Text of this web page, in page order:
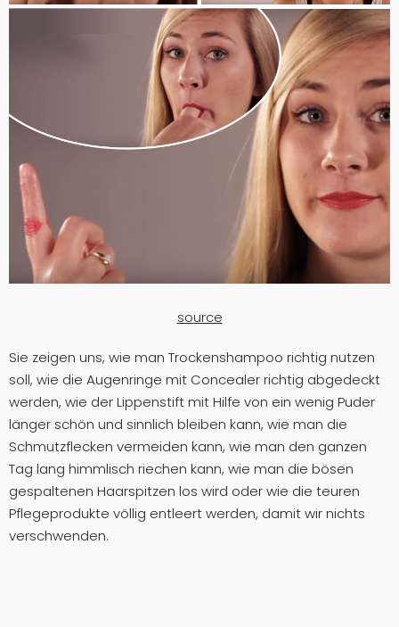
source
Sie zeigen uns, wie man Trockenshampoo richtig nutzen
soll, wie die Augenringe mit Concealer richtig abgedeckt
werden, wie der Lippenstift mit Hilfe von ein wenig Puder
länger schön und sinnlich bleiben kann, wie man die
Schmutzflecken vermeiden kann, wie man den ganzen
Tag lang himmlisch riechen kann, wie man die bösen
gespaltenen Haarspitzen los wird oder wie die teuren
Pflegeprodukte völlig entleert werden, damit wir nichts
verschwenden.